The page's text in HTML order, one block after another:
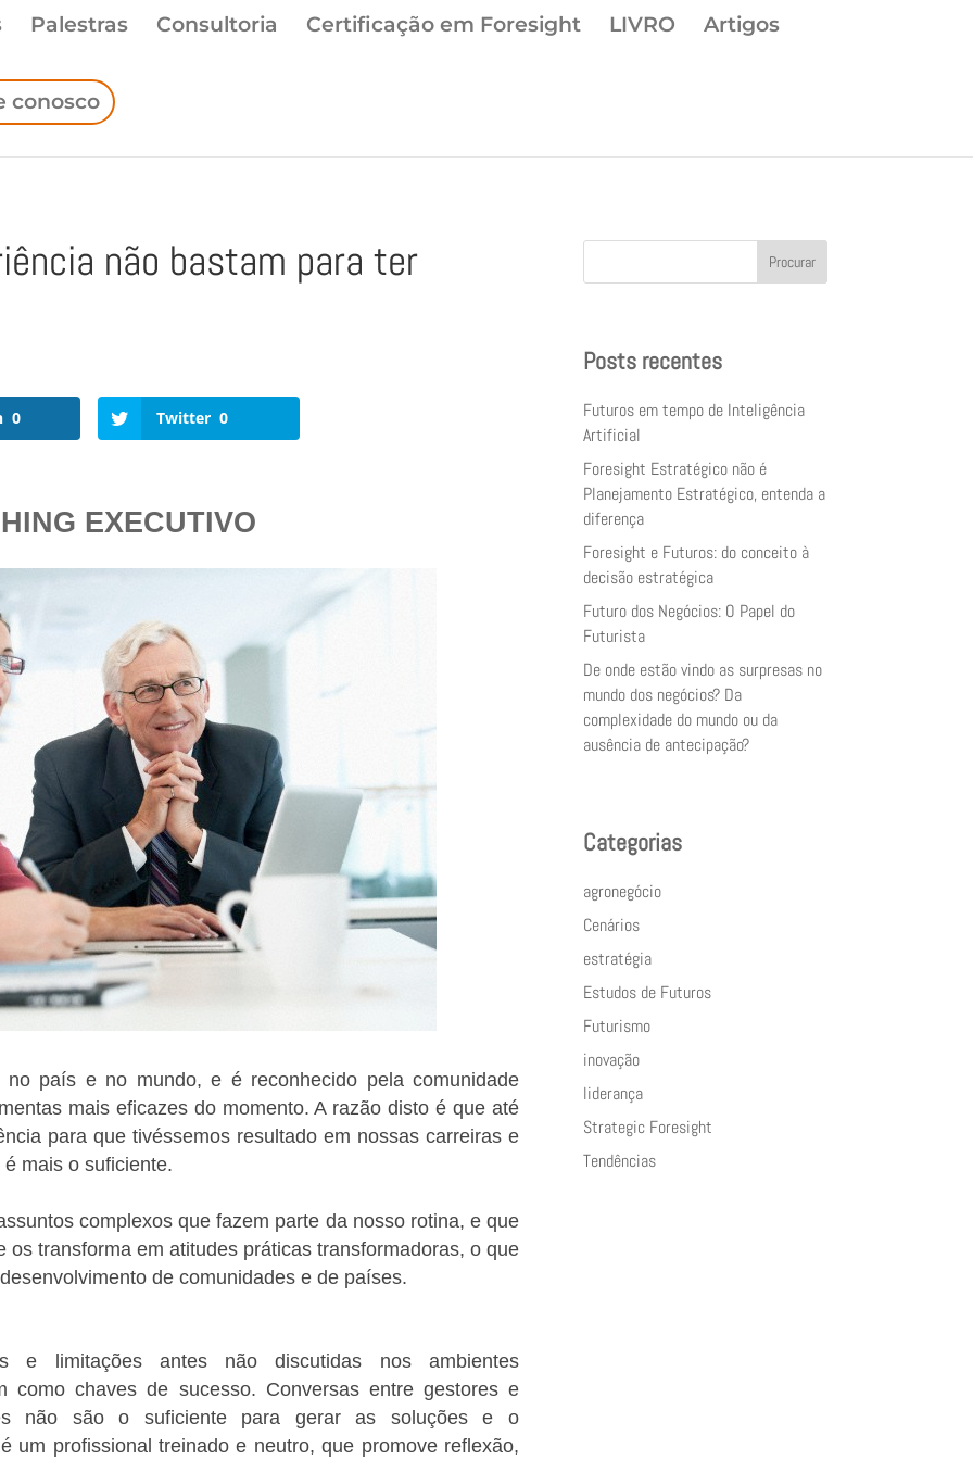
Palestras Consultoria Certificação em Foresight LIVRO Artigos
conosco
não bastam para ter
0 Twitter 0
EXECUTIVO
país e no mundo, e é reconhecido pela comunidade
mais eficazes do momento. A razão disto é que até
para que tivéssemos resultado em nossas carreiras e
mais o suficiente.
complexos que fazem parte da nosso rotina, e que
os transforma em atitudes práticas transformadoras, o que
de comunidades e de países.
e limitações antes não discutidas nos ambientes
como chaves de sucesso. Conversas entre gestores e
não são o suficiente para gerar as soluções e o
um profissional treinado e neutro, que promove reflexão,
Procurar
Posts recentes
Futuros em tempo de Inteligência
Artificial
Foresight Estratégico não é
Planejamento Estratégico, entenda a
diferença
Foresight e Futuros: do conceito à
decisão estratégica
Futuro dos Negócios: O Papel do
Futurista
De onde estão vindo as surpresas no
mundo dos negócios? Da
complexidade do mundo ou da
ausência de antecipação?
Categorias
agronegócio
Cenários
estratégia
Estudos de Futuros
Futurismo
inovação
liderança
Strategic Foresight
Tendências